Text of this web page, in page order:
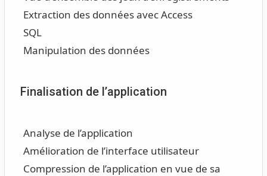
Extraction des données avec Access
SQL
Manipulation des données
Finalisation de l’application
Analyse de l’application
Amélioration de l’interface utilisateur
Compression de l’application en vue de sa